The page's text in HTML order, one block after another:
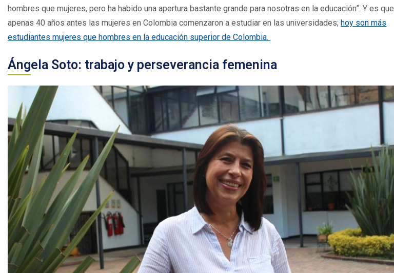
hombres que mujeres, pero ha habido una apertura bastante grande para nosotras en la educación”. Y es que
apenas 40 años antes las mujeres en Colombia comenzaron a estudiar en las universidades; hoy son más
estudiantes mujeres que hombres en la educación superior de Colombia.
Ángela Soto: trabajo y perseverancia femenina